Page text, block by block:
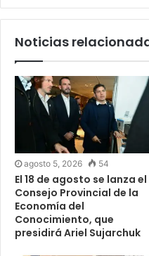
Noticias
agosto 5, 2026 54
El 18 de agosto se lanza el
Consejo Provincial de la
Economía del
Conocimiento, que
presidirá Ariel Sujarchuk